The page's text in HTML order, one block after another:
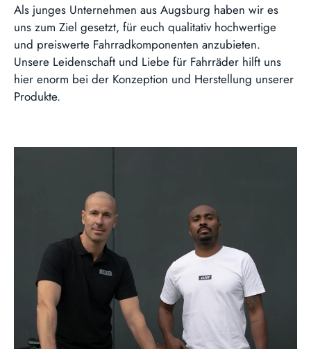
Als junges Unternehmen aus Augsburg haben wir es
uns zum Ziel gesetzt, für euch qualitativ hochwertige
und preiswerte Fahrradkomponenten anzubieten.
Unsere Leidenschaft und Liebe für Fahrräder hilft uns
hier enorm bei der Konzeption und Herstellung unserer
Produkte.